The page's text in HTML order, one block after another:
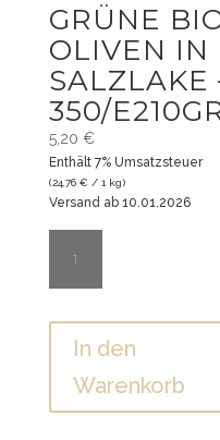
GRÜNE
OLIVEN IN
SALZLAKE
350/
5,20 €
Enthält 7% Umsatzsteuer
(24,76 € / 1 kg)
Versand ab 10.01.2026
Grüne
Bio
350/e210gr
Menge
In den
Warenkorb